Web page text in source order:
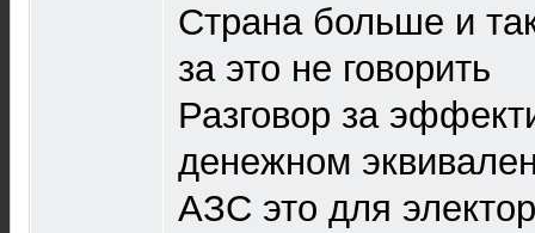
Страна больше и
за это не говорить
Разговор за
денежном
АЗС это для